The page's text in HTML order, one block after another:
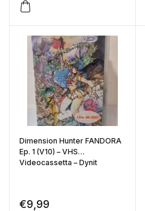
Dimension Hunter FANDORA
Ep. 1 (V10) – VHS
Videocassetta – Dynit
€9,99